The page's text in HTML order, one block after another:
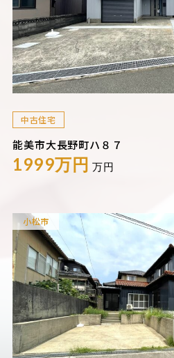
中古住宅
能美市大長野町ハ８７
1999万円 万円
小松市